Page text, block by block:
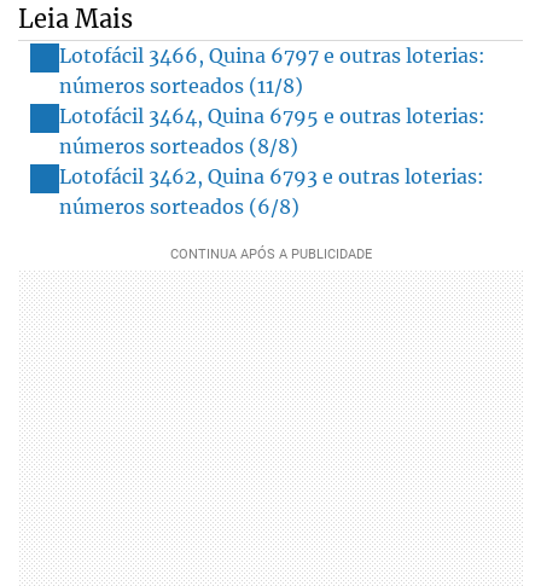
Leia Mais
Lotofácil 3466, Quina 6797 e outras loterias:
números sorteados (11/8)
Lotofácil 3464, Quina 6795 e outras loterias:
números sorteados (8/8)
Lotofácil 3462, Quina 6793 e outras loterias:
números sorteados (6/8)